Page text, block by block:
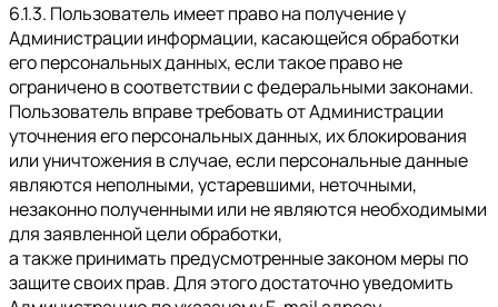
6.1.3. Пользователь имеет право на получение у
Администрации информации, касающейся обработки
его персональных данных, если такое право не
ограничено в соответствии с федеральными законами.
Пользователь вправе требовать от Администрации
уточнения его персональных данных, их блокирования
или уничтожения в случае, если персональные данные
являются неполными, устаревшими, неточными,
незаконно полученными или не являются необходимыми
для заявленной цели обработки,
а также принимать предусмотренные законом меры по
защите своих прав. Для этого достаточно уведомить